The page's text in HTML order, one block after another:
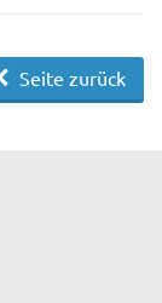
Seite zurück